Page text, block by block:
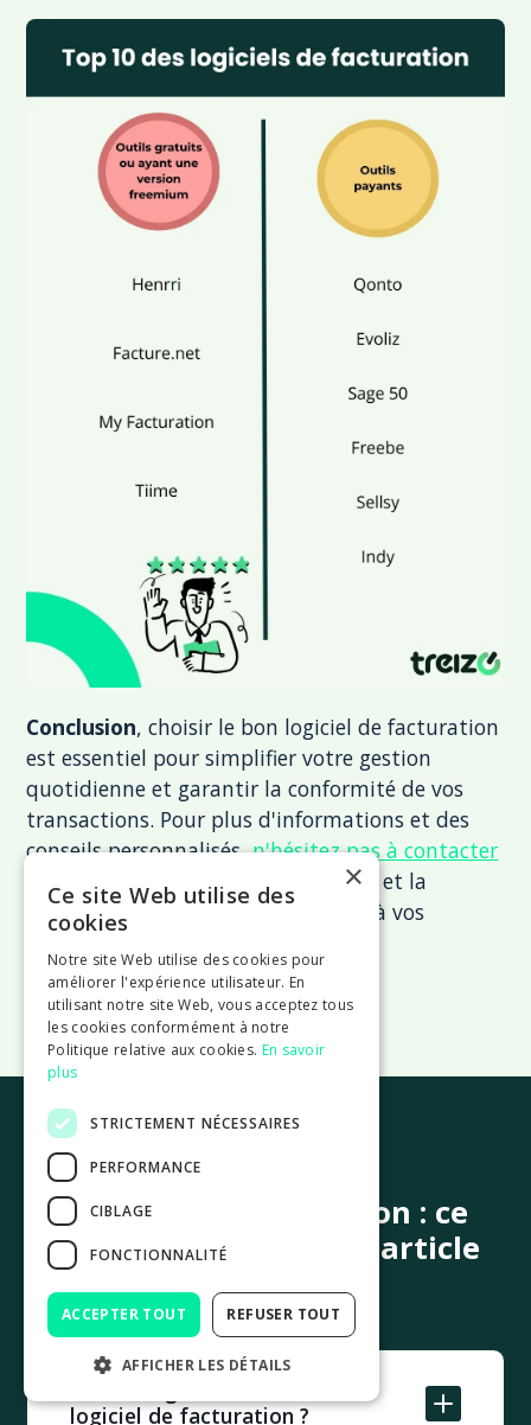
Conclusion, choisir le bon logiciel de facturation
est essentiel pour simplifier votre gestion
quotidienne et garantir la conformité de vos
transactions. Pour plus d'informations et des
conseils personnalisés,n'hésitez pas à contacter
notre équipe . Optez pour l'efficacité et la
tranquillité avec un logiciel adapté à vos
Logiciel de facturation : ce
qu'il faut retenir de l'article
logiciel de facturation ?
×
Ce site Web utilise des
cookies
Notre site Web utilise des cookies pour
améliorer l'expérience utilisateur. En
utilisant notre site Web, vous acceptez tous
les cookies conformément à notre
Politique relative aux cookies. En savoir
plus
STRICTEMENT NÉCESSAIRES
PERFORMANCE
CIBLAGE
FONCTIONNALITÉ
ACCEPTER TOUT REFUSER TOUT
AFFICHER LES DÉTAILS